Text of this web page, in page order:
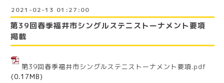
2021-02-13 01:27:00
第39回春季福井市シングルステニストーナメント要項
掲載
第39回春季福井市シングルステニストーナメント要項.pdf
(0.17MB)